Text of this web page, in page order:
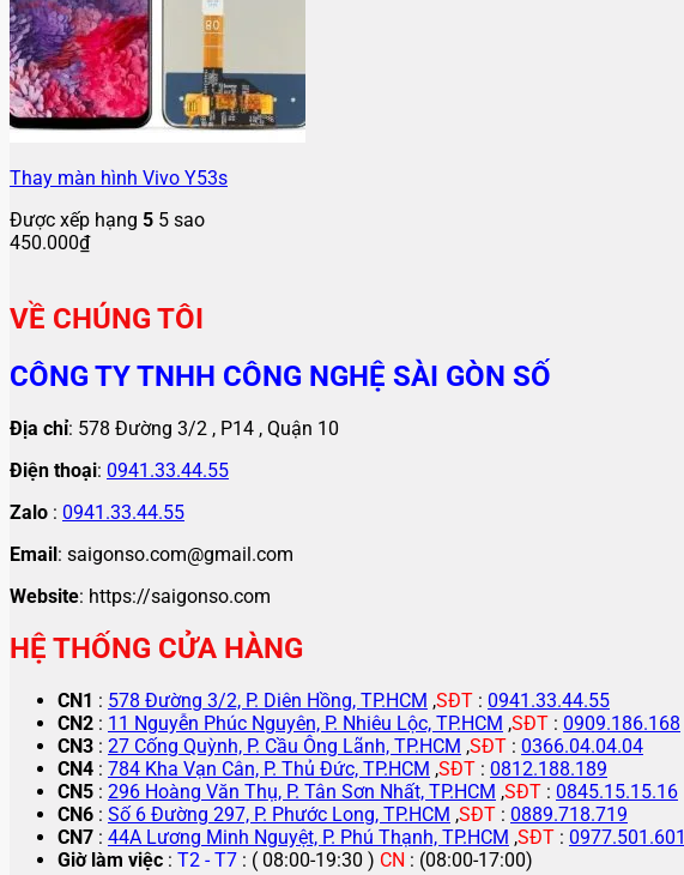
Thay màn hình Vivo Y53s
Được xếp hạng 5 5 sao
450.000₫
VỀ CHÚNG TÔI
CÔNG TY TNHH CÔNG NGHỆ SÀI GÒN SỐ
Địa chỉ: 578 Đường 3/2 , P14 , Quận 10
Điện thoại: 0941.33.44.55
Zalo : 0941.33.44.55
Email: saigonso.com@gmail.com
Website: https://saigonso.com
HỆ THỐNG CỬA HÀNG
CN1 : 578 Đường 3/2, P. Diên Hồng, TP.HCM ,SĐT : 0941.33.44.55
CN2 : 11 Nguyễn Phúc Nguyên, P. Nhiêu Lộc, TP.HCM ,SĐT : 0909.186.168
CN3 : 27 Cống Quỳnh, P. Cầu Ông Lãnh, TP.HCM ,SĐT : 0366.04.04.04
CN4 : 784 Kha Vạn Cân, P. Thủ Đức, TP.HCM ,SĐT : 0812.188.189
CN5 : 296 Hoàng Văn Thụ, P. Tân Sơn Nhất, TP.HCM ,SĐT : 0845.15.15.16
CN6 : Số 6 Đường 297, P. Phước Long, TP.HCM ,SĐT : 0889.718.719
CN7 : 44A Lương Minh Nguyệt, P. Phú Thạnh, TP.HCM ,SĐT : 0977.501.601
Giờ làm việc : T2 - T7 : ( 08:00-19:30 ) CN : (08:00-17:00)